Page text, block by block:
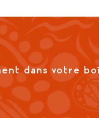
dans votre